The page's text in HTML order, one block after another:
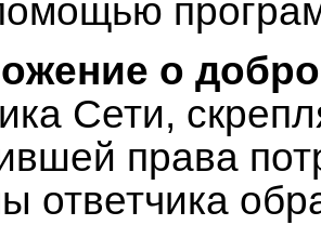
о
Сети,
права
ответчика